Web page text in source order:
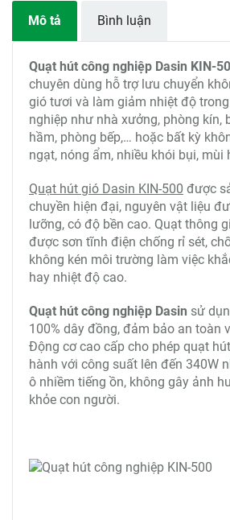
Mô tả Bình luận
Quạt hút công nghiệp Dasin KIN-
chuyên dùng hỗ trợ lưu chuyển
gió tươi và làm giảm nhiệt độ
nghiệp như nhà xưởng, phòng kín,
hầm, phòng bếp,… hoặc bất kỳ
ngạt, nóng ẩm, nhiều khói bụi, mùi
Quạt hút gió Dasin KIN-500 được
chuyền hiện đại, nguyên vật liệu
lưỡng, có độ bền cao. Quạt thông
được sơn tĩnh điện chống rỉ sét,
không kén môi trường làm việc
hay nhiệt độ cao.
Quạt hút công nghiệp Dasin sử
100% dây đồng, đảm bảo an toàn
Động cơ cao cấp cho phép quạt
hành với công suất lên đến 340W
ô nhiềm tiếng ồn, không gây ảnh
khỏe con người.